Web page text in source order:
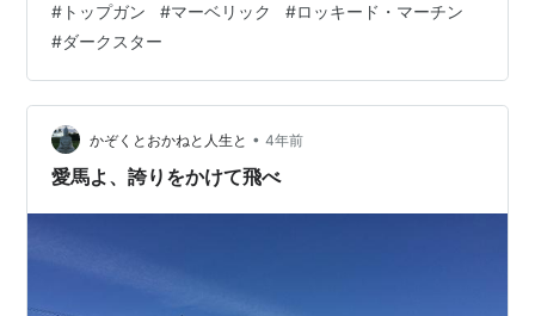
め格納庫から「ダークスター」を引っ張り出すと、某国
の偵察衛星が軌道を変えて様子を伺いに来たとの噂もあ
ります。 youtu.be さてさて、私もやっと映画館で鑑賞す
ることができました。ダークスターの機体には「スカン
クワークス」のロゴが入っており、ロッキード・マーチ
ンの株主として…
# トップガン #マーベリック #ロッキード・マーチン
#ダークスター
かぞくとおかねと人生と • 4年前
愛馬よ、誇りをかけて飛べ